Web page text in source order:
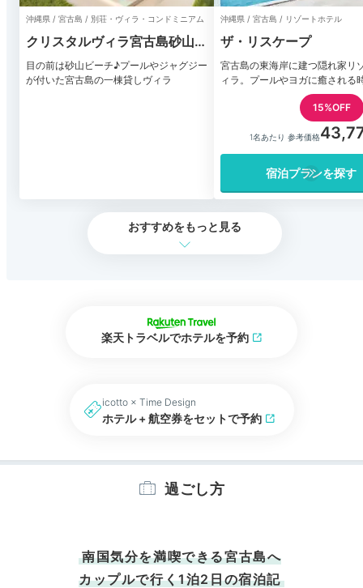
沖縄県 / 宮古島 / 別荘・ヴィラ・コンドミニアム
クリスタルヴィラ宮古島砂山ビ
ーチ
目の前は砂山ビーチ♪プールやジャグジー
が付いた宮古島の一棟貸しヴィラ
沖縄県 / 宮古島 / リゾートホテル
ザ・リスケープ
宮古島の東海岸に建つ隠れ家リ
ィラ。プールやヨガに癒される
15%OFF
1名あたり 参考価格
宿泊プランを探す
おすすめをもっと見る
楽天トラベルでホテルを予約
icotto × Time Design
ホテル + 航空券をセットで予約
過ごし方
南国気分を満喫できる宮古島へ
カップルで行く1泊2日の宿泊記